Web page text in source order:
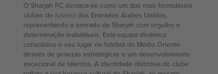
O Sharjah FC destaca-se como um dos mais formidáveis
clubes de futebol dos Emirados Árabes Unidos,
representando o emirado de Sharjah com orgulho e
determinação inabaláveis. Esta equipa dinâmica
consolidou o seu lugar no futebol do Médio Oriente
através de proezas estratégicas e um desenvolvimento
excecional de talentos. A identidade distintiva do clube